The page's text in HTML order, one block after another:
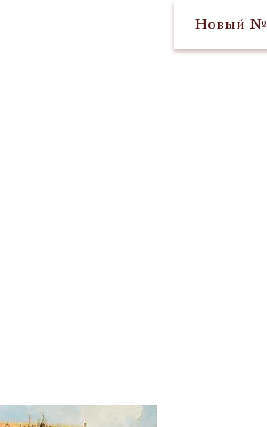
Новый №